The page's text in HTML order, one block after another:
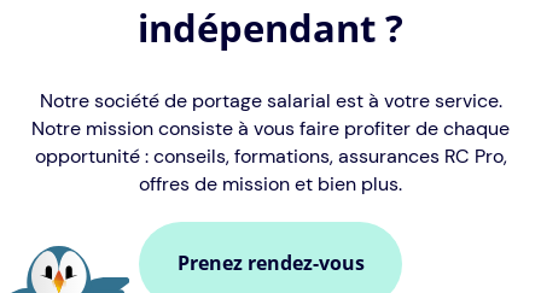
indépendant ?
Notre société de portage salarial est à votre service.
Notre mission consiste à vous faire profiter de chaque
opportunité : conseils, formations, assurances RC Pro,
offres de mission et bien plus.
Prenez rendez-vous